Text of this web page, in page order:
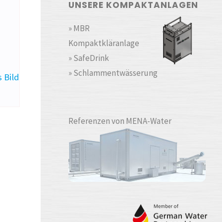
Bild
UNSERE KOMPAKTANLAGEN
» MBR
Kompaktkläranlage
» SafeDrink
» Schlammentwässerung
Referenzen von MENA-Water